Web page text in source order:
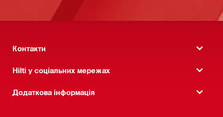
Контакти
Hilti у соціальних мережах
Додаткова інформація